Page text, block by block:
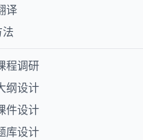
译
程调研
纲设计
件设计
库设计